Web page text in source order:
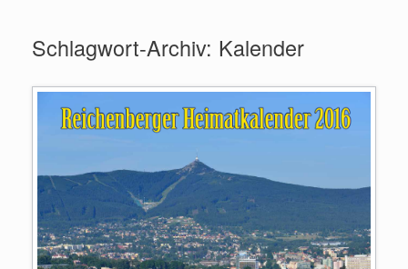
springenSchlagwort-Archiv: Kalender